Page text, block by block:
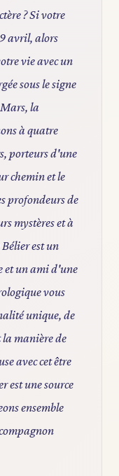
? Si votre
avril, alors
vie avec un
sous le signe
la
à quatre
porteurs d'une
chemin et le
profondeurs de
mystères et à
est un
et un ami d'une
vous
unique, de
manière de
avec cet être
est une source
ensemble